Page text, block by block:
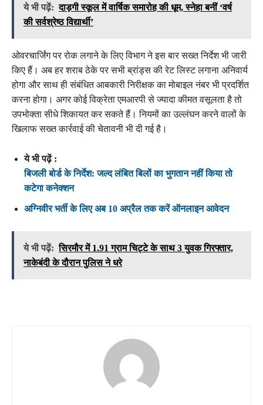
ये भी पढ़ें: दाड़गी स्कूल में वार्षिक समारोह की धूम, स्नेहा बनीं ‘वर्ष
की सर्वश्रेष्ठ विद्यार्थी’
ओवरचार्जिंग पर रोक लगाने के लिए विभाग ने इस बार सख्त निर्देश भी जारी
किए हैं। अब हर शराब ठेके पर सभी ब्रांड्स की रेट लिस्ट लगाना अनिवार्य
होगा और साथ ही संबंधित आबकारी निरीक्षक का मोबाइल नंबर भी प्रदर्शित
करना होगा। अगर कोई विक्रेता एमआरपी से ज्यादा कीमत वसूलता है तो
उपभोक्ता सीधे शिकायत कर सकते हैं। नियमों का उल्लंघन करने वालों के
खिलाफ सख्त कार्रवाई की चेतावनी भी दी गई है।
ये भी पढ़ें :
बिजली बोर्ड के निर्देश: जल्द लंबित बिलों का भुगतान नहीं किया तो
कटेगा कनेक्शन
अग्निवीर भर्ती के लिए अब 10 अप्रैल तक करें ऑनलाइन आवेदन
ये भी पढ़ें: सिरमौर में 1.91 ग्राम चिट्टे के साथ 3 युवक गिरफ्तार,
नाकेबंदी के दौरान पुलिस ने धरे